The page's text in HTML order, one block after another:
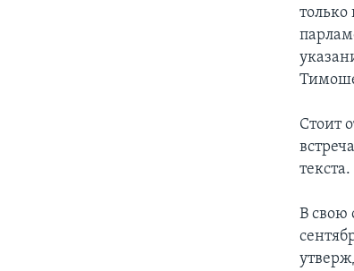
Стоит
текста.
В свою